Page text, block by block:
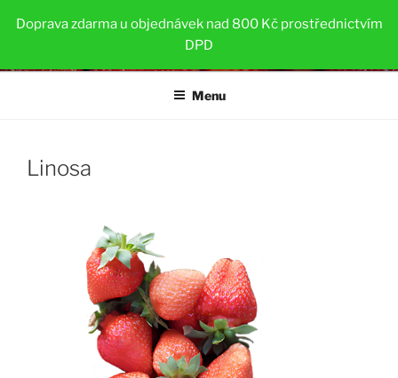
Doprava zdarma u objednávek nad 800 Kč prostřednictvím
DPD
webu
SAZENICE JAHOD
Zdravé a silné sazenice pro pěstitele a zahradníky
Menu
Linosa